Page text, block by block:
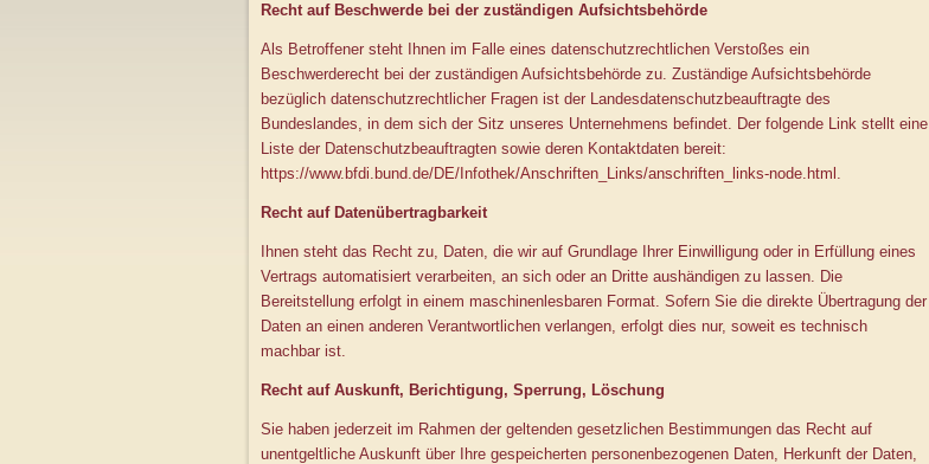
Recht auf Beschwerde bei der zuständigen Aufsichtsbehörde
Als Betroffener steht Ihnen im Falle eines datenschutzrechtlichen Verstoßes ein
Beschwerderecht bei der zuständigen Aufsichtsbehörde zu. Zuständige Aufsichtsbehörde
bezüglich datenschutzrechtlicher Fragen ist der Landesdatenschutzbeauftragte des
Bundeslandes, in dem sich der Sitz unseres Unternehmens befindet. Der folgende Link stellt eine
Liste der Datenschutzbeauftragten sowie deren Kontaktdaten bereit:
https://www.bfdi.bund.de/DE/Infothek/Anschriften_Links/anschriften_links-node.html .
Recht auf Datenübertragbarkeit
Ihnen steht das Recht zu, Daten, die wir auf Grundlage Ihrer Einwilligung oder in Erfüllung eines
Vertrags automatisiert verarbeiten, an sich oder an Dritte aushändigen zu lassen. Die
Bereitstellung erfolgt in einem maschinenlesbaren Format. Sofern Sie die direkte Übertragung der
Daten an einen anderen Verantwortlichen verlangen, erfolgt dies nur, soweit es technisch
machbar ist.
Recht auf Auskunft, Berichtigung, Sperrung, Löschung
Sie haben jederzeit im Rahmen der geltenden gesetzlichen Bestimmungen das Recht auf
unentgeltliche Auskunft über Ihre gespeicherten personenbezogenen Daten, Herkunft der Daten,